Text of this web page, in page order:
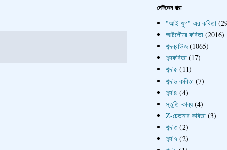
নেটিজেন ধারা
"আই-যুগ"-এর কবিতা
আটপৌরে কবিতা (2016)
শব্দব্রাউজ (1065)
শব্দকবিতা (17)
শব্দ'৫ (11)
শব্দ'৬ কবিতা (7)
শব্দ'৪ (4)
স্তুতি-কাব্য (4)
Z-চেতনার কবিতা (3)
শব্দ'৩ (2)
শব্দ'৭ (2)